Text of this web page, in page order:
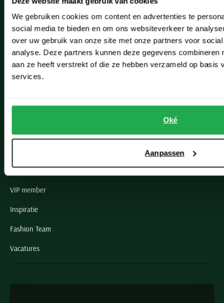
We gebruiken cookies om content en advertenties te
social media te bieden en om ons websiteverkeer te
over uw gebruik van onze site met onze partners voor
analyse. Deze partners kunnen deze gegevens combineren
aan ze heeft verstrekt of die ze hebben verzameld op basis
services.
Oké
Aanpassen
Hillegom
Leiderdorp
Lisse
Noordwijk
Oegstgeest
Paul & Shark specialist
VIP member
Inspiratie
Fashion Team
Vacatures